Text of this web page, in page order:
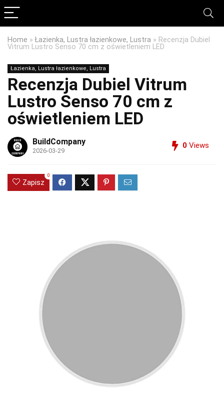
Home » Łazienka, Lustra łazienkowe, Lustra » Recenzja Dubiel
Vitrum Lustro Senso 70 cm z oświetleniem LED
Łazienka, Lustra łazienkowe, Lustra
Recenzja Dubiel Vitrum
Lustro Senso 70 cm z
oświetleniem LED
BuildCompany
2026-03-29
0 Views
Zapisz
0